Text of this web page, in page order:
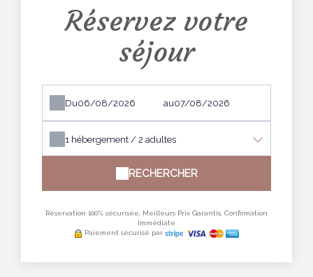
Réservez votre
séjour
Du au
1 hébergement / 2 adultes
RECHERCHER
Réservation 100% sécurisée, Meilleurs Prix Garantis, Confirmation
Immédiate
Paiement sécurisé par